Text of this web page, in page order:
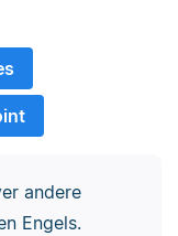
andere
Engels.